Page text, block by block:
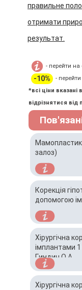
правильне
отримати
результат.
- перейти на
-10%
- перейти
*всі ціни вказані
відрізнятися від
залоз)
Корекція
допомогою
Хірургічна
імплантами 1
Гиндич О.А.
Хірургічна